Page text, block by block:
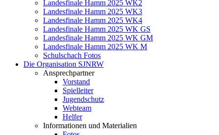
Landesfinale Hamm 2025 WK2
Landesfinale Hamm 2025 WK3
Landesfinale Hamm 2025 WK4
Landesfinale Hamm 2025 WK GS
Landesfinale Hamm 2025 WK GM
Landesfinale Hamm 2025 WK M
Schulschach Fotos
Die Organisation SJNRW
Ansprechpartner
Vorstand
Spielleiter
Jugendschutz
Webteam
Helfer
Informationen und Materialien